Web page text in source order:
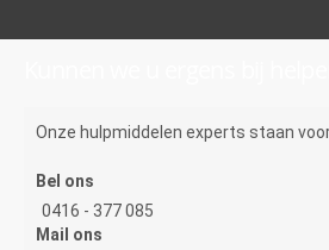
Onze hulpmiddelen experts staan
Bel ons
0416 - 377 085
Mail ons